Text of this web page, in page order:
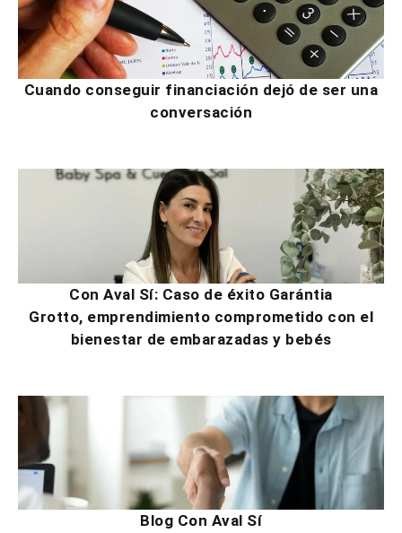
Cuando conseguir financiación dejó de ser una
conversación
Con Aval Sí: Caso de éxito Garántia
Grotto, emprendimiento comprometido con el
bienestar de embarazadas y bebés
Blog Con Aval Sí